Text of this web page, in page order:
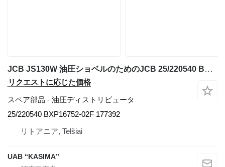
JCB JS130W 油圧ショベルのためのJCB 25/220540 BXP16752-02F 177392 油圧ディストリビュータ
リクエストに応じた価格
スペア部品 - 油圧ディストリビュータ
25/220540 BXP16752-02F 177392
リトアニア, Telšiai
UAB “KASIMA”